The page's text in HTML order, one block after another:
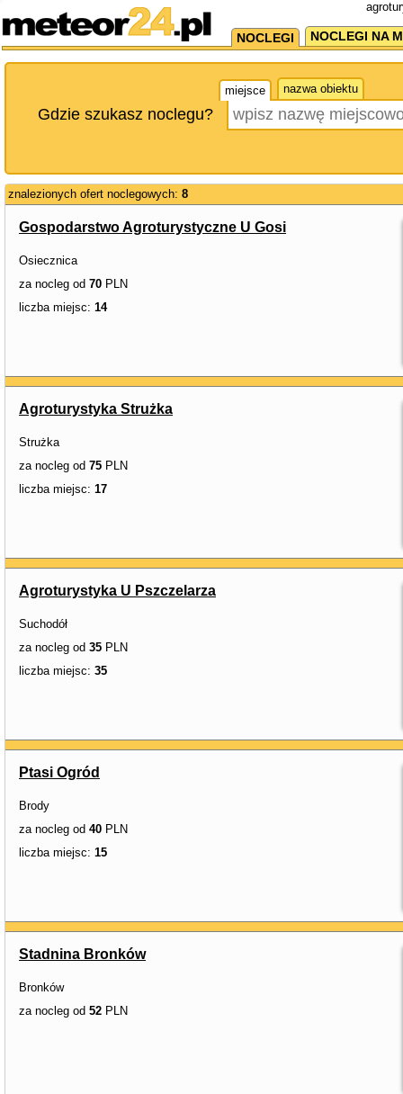
NOCLEGI NOCLEGI NA
miejsce nazwa obiektu
Gdzie szukasz noclegu?
znalezionych ofert noclegowych: 8
Gospodarstwo Agroturystyczne U Gosi
Osiecznica
za nocleg od 70 PLN
liczba miejsc: 14
Agroturystyka Strużka
Strużka
za nocleg od 75 PLN
liczba miejsc: 17
Agroturystyka U Pszczelarza
Suchodół
za nocleg od 35 PLN
liczba miejsc: 35
Ptasi Ogród
Brody
za nocleg od 40 PLN
liczba miejsc: 15
Stadnina Bronków
Bronków
za nocleg od 52 PLN